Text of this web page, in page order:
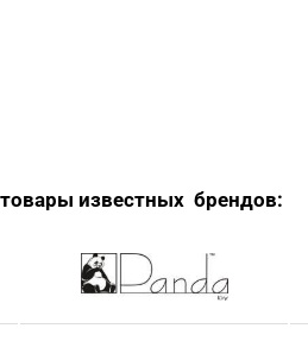
известных брендов: